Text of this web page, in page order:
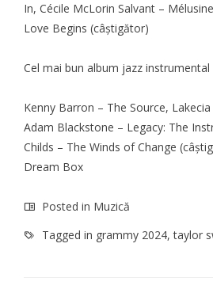
In, Cécile McLorin Salvant –
Love Begins (câştigător)
Cel mai bun album jazz instrumental
Kenny Barron – The Source,
Adam Blackstone – Legacy: The
Childs – The Winds of Change
Dream Box
Posted in Muzică
Tagged in grammy 2024,taylor